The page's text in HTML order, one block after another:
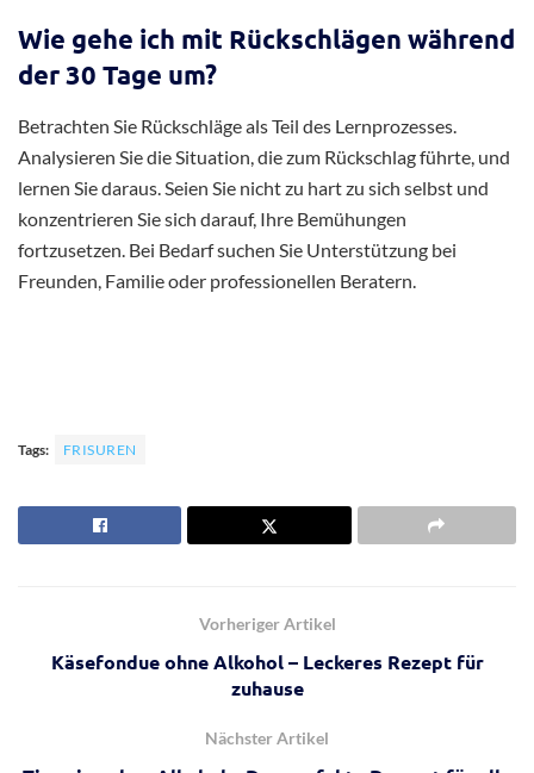
Wie gehe ich mit Rückschlägen während
der 30 Tage um?
Betrachten Sie Rückschläge als Teil des Lernprozesses.
Analysieren Sie die Situation, die zum Rückschlag führte, und
lernen Sie daraus. Seien Sie nicht zu hart zu sich selbst und
konzentrieren Sie sich darauf, Ihre Bemühungen
fortzusetzen. Bei Bedarf suchen Sie Unterstützung bei
Freunden, Familie oder professionellen Beratern.
Tags: FRISUREN
Vorheriger Artikel
Käsefondue ohne Alkohol – Leckeres Rezept für
zuhause
Nächster Artikel